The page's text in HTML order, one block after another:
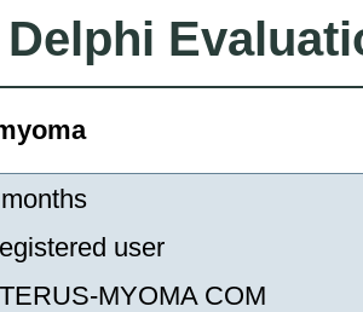
user
MYOMA COM